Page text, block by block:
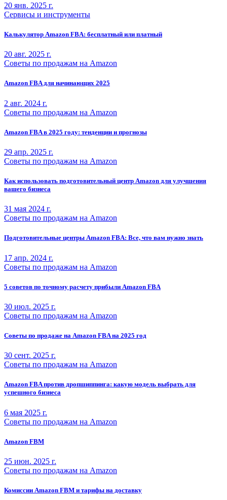
20 янв. 2025 г.
Сервисы и инструменты
Калькулятор Amazon FBA: бесплатный или платный
20 авг. 2025 г.
Советы по продажам на Amazon
Amazon FBA для начинающих 2025
2 авг. 2024 г.
Советы по продажам на Amazon
Amazon FBA в 2025 году: тенденции и прогнозы
29 апр. 2025 г.
Советы по продажам на Amazon
Как использовать подготовительный центр Amazon для улучшения
вашего бизнеса
31 мая 2024 г.
Советы по продажам на Amazon
Подготовительные центры Amazon FBA: Все, что вам нужно знать
17 апр. 2024 г.
Советы по продажам на Amazon
5 советов по точному расчету прибыли Amazon FBA
30 июл. 2025 г.
Советы по продажам на Amazon
Советы по продаже на Amazon FBA на 2025 год
30 сент. 2025 г.
Советы по продажам на Amazon
Amazon FBA против дропшиппинга: какую модель выбрать для
успешного бизнеса
6 мая 2025 г.
Советы по продажам на Amazon
Amazon FBM
25 июн. 2025 г.
Советы по продажам на Amazon
Комиссии Amazon FBM и тарифы на доставку